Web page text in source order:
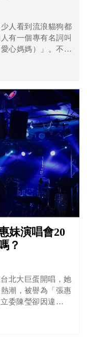
人看到流浪貓狗都
有一個專有名詞叫
心媽媽）」。不過
腳踏車差點撞到路
妹演唱會20
？
北大巨蛋開唱，她
潮，被譽為「張惠
委陳瑩卻因違規直